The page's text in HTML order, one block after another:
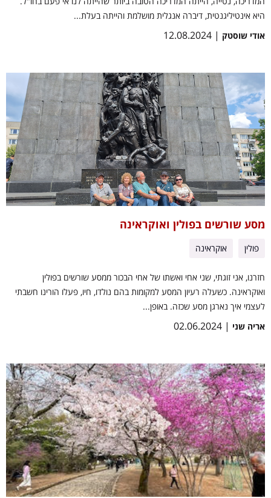
היא אינטיליגנטית, דיברה אנגלית מושלמת והייתה בעלת...
אודי שוסטק | 12.08.2024
מסע שורשים בפולין ואוקראינה
פולין אוקראינה
חזרנו, אני זוגתי, שני אחי ואשתו של אחי הבכור ממסע שורשים בפולין
ואוקראינה. כשעלה רעיון המסע למקומות בהם נולדו, חיו, פעלו הורינו חשבתי
לעצמי איך נארגן מסע שכזה. באופן...
אריה שני | 02.06.2024